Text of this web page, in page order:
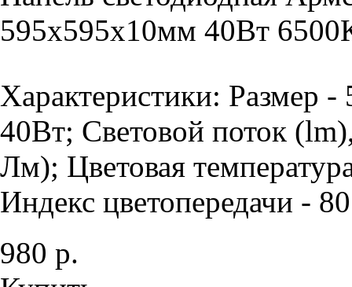
595х595х10мм 40Вт
Характеристики: Размер
40Вт; Световой поток
Лм); Цветовая
Индекс цветопередачи -
980 р.